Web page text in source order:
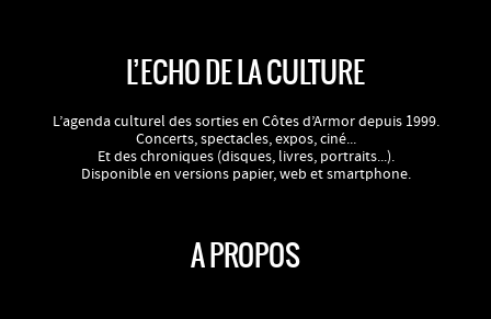
L’ECHO DE LA CULTURE
L’agenda culturel des sorties en Côtes d’Armor depuis 1999.
Concerts, spectacles, expos, ciné...
Et des chroniques (disques, livres, portraits...).
Disponible en versions papier, web et smartphone.
A PROPOS